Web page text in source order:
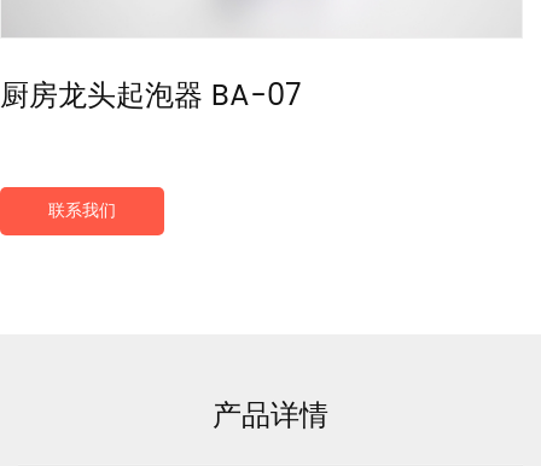
厨房龙头起泡器 BA-07
联系我们
产品详情